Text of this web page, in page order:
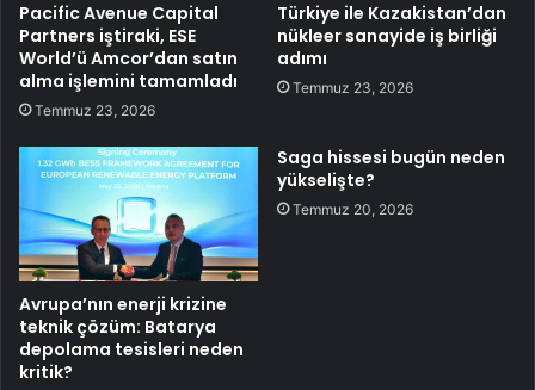
Pacific Avenue Capital
Partners iştiraki, ESE
World’ü Amcor’dan satın
alma işlemini tamamladı
Temmuz 23, 2026
Türkiye ile Kazakistan’dan
nükleer sanayide iş birliği
adımı
Temmuz 23, 2026
Avrupa’nın enerji krizine
teknik çözüm: Batarya
depolama tesisleri neden
kritik?
Saga hissesi bugün neden
yükselişte?
Temmuz 20, 2026